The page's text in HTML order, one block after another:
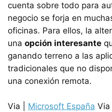
cuenta sobre todo para
negocio se forja en
oficinas. Para ellos, la
una opción interesante
ganando terreno a las
tradicionales que no
una conexión remota.
Via | Microsoft España Via